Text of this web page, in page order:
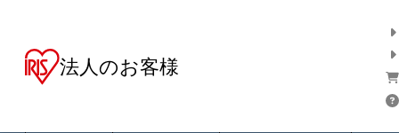
法人のお客様